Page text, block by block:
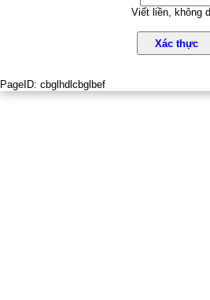
Viết liền, không
Xác thực
PageID: cbglhdlcbglbef